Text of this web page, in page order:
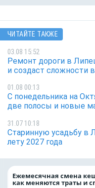
ЧИТАЙТЕ ТАКЖЕ
03.08 15:52
Ремонт дороги в
и создаст сложности
01.08 00:13
С понедельника на
две полосы и новые
31.07 10:18
Старинную усадьбу в
лету 2027 года
Ежемесячная смена
как меняются траты и